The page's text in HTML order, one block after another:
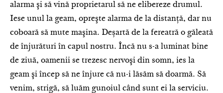
alarma şi să vină proprietarul să ne elibereze drumul.
Iese unul la geam, opreşte alarma de la distanţă, dar nu
coboară să mute maşina. Deșartă de la fereatră o găleată
de înjurături în capul nostru. Încă nu s-a luminat bine
de ziuă, oamenii se trezesc nervoşi din somn, ies la
geam şi încep să ne înjure că nu-i lăsăm să doarmă. Să
venim, strigă, să luăm gunoiul când sunt ei la serviciu.